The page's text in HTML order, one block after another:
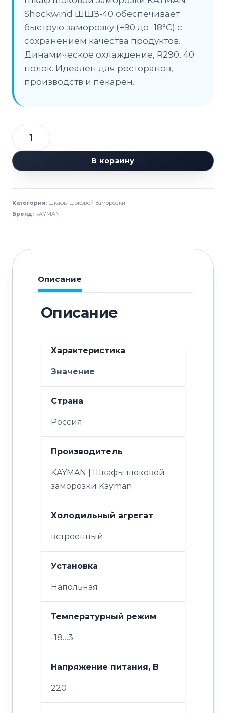
Shockwind ШШЗ-40 обеспечивает
быструю заморозку (+90 до -18°C) с
сохранением качества продуктов.
Динамическое охлаждение, R290, 40
полок. Идеален для ресторанов,
производств и пекарен.
Количество
товара
Шкаф
заморозки
KAYMAN
В корзину
Категория: Шкафы Шоковой Заморозки
Бренд: KAYMAN
Описание
Описание
Характеристика
Значение
Страна
Россия
Производитель
KAYMAN | Шкафы шоковой
заморозки Kayman
Холодильный агрегат
встроенный
Установка
Напольная
Температурный режим
-18…3
Напряжение питания, В
220